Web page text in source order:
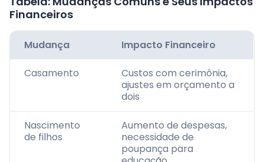
Financeiros
Mudança Impacto Financeiro
Casamento
Custos com cerimônia,
ajustes em orçamento a
dois
Nascimento
de filhos
Aumento de despesas,
necessidade de
poupança para